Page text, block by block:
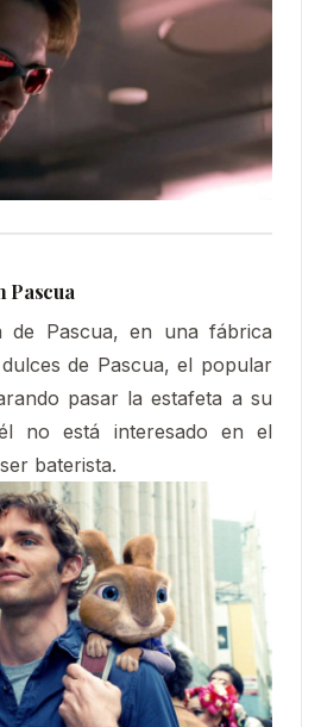
Pascua
de Pascua, en una fábrica
de Pascua, el popular
pasar la estafeta a su
no está interesado en el
baterista.